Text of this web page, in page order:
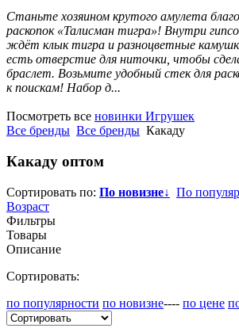
Станьте хозяином крутого амулета
раскопок «Талисман тигра»! Внутри
ждёт клык тигра и разноцветные
есть отверстие для ниточки, чтобы
браслет. Возьмите удобный стек для
к поискам! Набор д...
Посмотреть все новинки Игрушек
Все бренды Все бренды Какаду
Какаду оптом
Сортировать по: По новизне↓ По
Возраст
Фильтры
Товары
Описание
Сортировать:
по популярности по новизне---- по цене